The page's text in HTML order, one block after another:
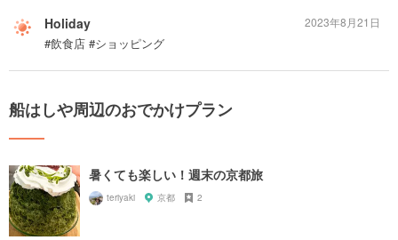
Holiday
#飲食店 #ショッピング
2023年8月21日
船はしや周辺のおでかけプラン
暑くても楽しい！週末の京都旅
teriyaki 京都 2